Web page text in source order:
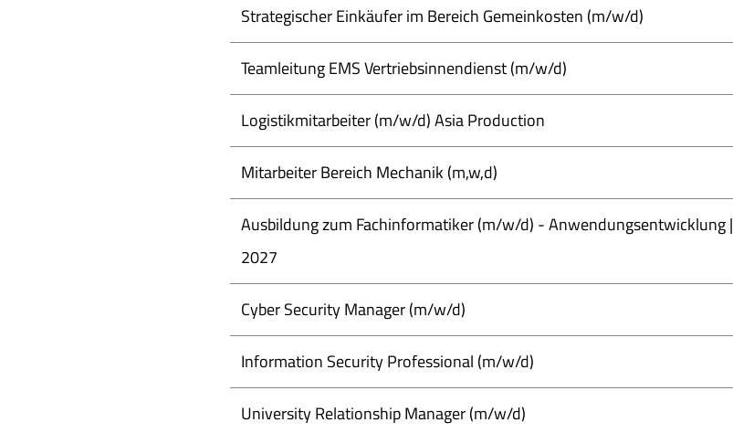
Strategischer Einkäufer im Bereich Gemeinkosten (m/w/d)
Teamleitung EMS Vertriebsinnendienst (m/w/d)
Logistikmitarbeiter (m/w/d) Asia Production
Mitarbeiter Bereich Mechanik (m,w,d)
Ausbildung zum Fachinformatiker (m/w/d) - Anwendungsentwicklung |
2027
Cyber Security Manager (m/w/d)
Information Security Professional (m/w/d)
University Relationship Manager (m/w/d)